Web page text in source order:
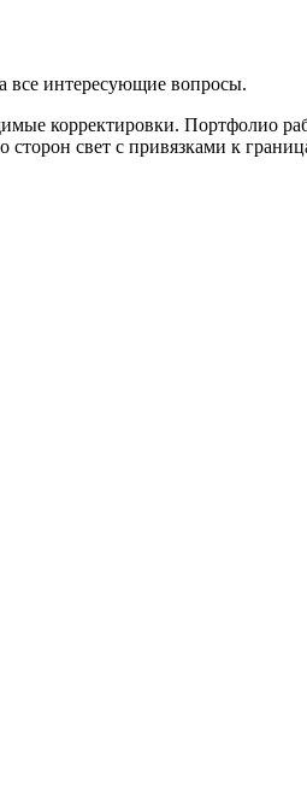
все интересующие вопросы.
корректировки. Портфолио
свет с привязками к